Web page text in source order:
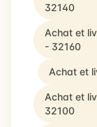
32140
Achat et
- 32160
Achat et
Achat et
32100